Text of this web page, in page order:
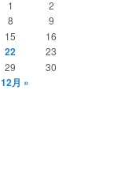
1
2
8
9
15
16
22
23
29 30
12月 »